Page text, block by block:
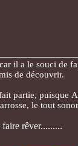
il a le souci de
de découvrir.
partie, puisque
le tout
rêver.........